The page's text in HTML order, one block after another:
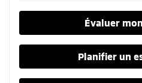
Évaluer
Planifier un